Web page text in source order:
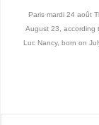
Paris mardi 24 août
August 23, according
Luc Nancy, born on